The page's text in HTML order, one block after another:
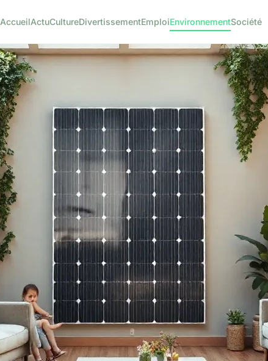
AccueilActuCultureDivertissementEmploiEnvironnementSociété